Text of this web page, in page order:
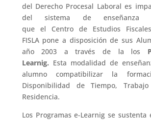
del Derecho Procesal Laboral es
del sistema de enseñanza
que el Centro de Estudios
FISLA pone a disposición de sus
año 2003 a través de la los
Learnig. Esta modalidad de
alumno compatibilizar la
Disponibilidad de Tiempo,
Residencia.
Los Programas e-Learnig se sustenta